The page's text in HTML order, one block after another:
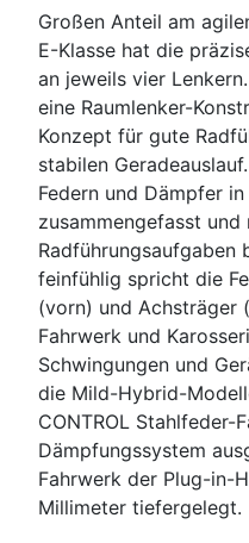
Großen Anteil am
E-Klasse hat die
an jeweils vier
eine Raumlenker-
Konzept für gute
stabilen
Federn und Dämpfer
zusammengefasst und
Radführungsaufgaben
feinfühlig spricht die
(vorn) und Achsträger
Fahrwerk und
Schwingungen und
die Mild-Hybrid-
CONTROL Stahlfeder-
Dämpfungssystem
Fahrwerk der Plug-in-
Millimeter tiefergelegt.